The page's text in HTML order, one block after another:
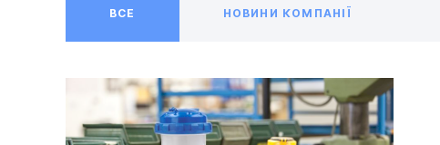
ВСЕ НОВИНИ КОМПАНІЇ